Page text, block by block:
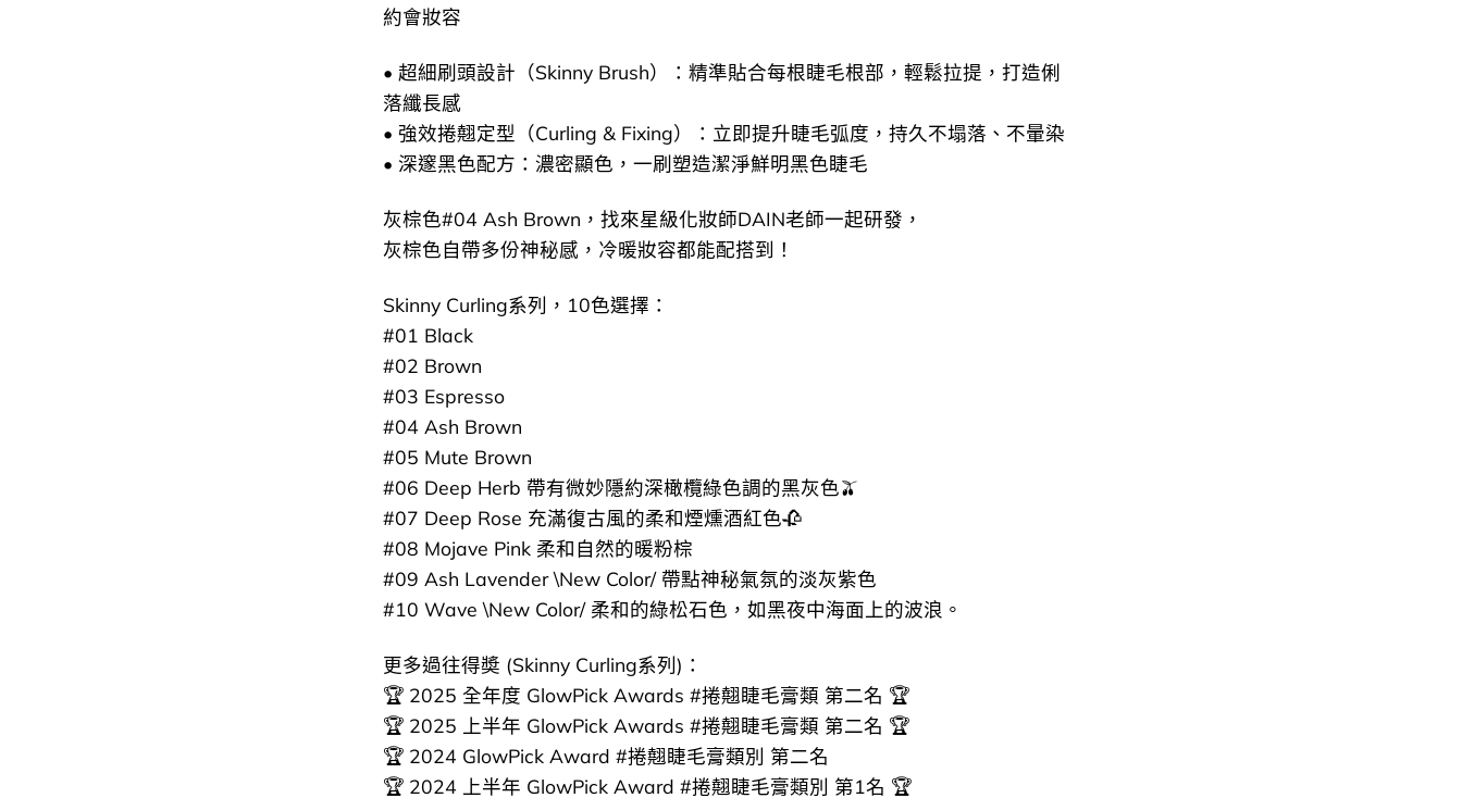
約會妝容
• 超細刷頭設計（Skinny Brush）：精準貼合每根睫毛根部，輕鬆拉提，打造俐
落纖長感
• 強效捲翹定型（Curling & Fixing）：立即提升睫毛弧度，持久不塌落、不暈染
• 深邃黑色配方：濃密顯色，一刷塑造潔淨鮮明黑色睫毛
灰棕色#04 Ash Brown，找來星級化妝師DAIN老師一起研發，
灰棕色自帶多份神秘感，冷暖妝容都能配搭到！
Skinny Curling系列，10色選擇：
#01 Black
#02 Brown
#03 Espresso
#04 Ash Brown
#05 Mute Brown
#06 Deep Herb 帶有微妙隱約深橄欖綠色調的黑灰色🫒
#07 Deep Rose 充滿復古風的柔和煙燻酒紅色🥀
#08 Mojave Pink 柔和自然的暖粉棕
#09 Ash Lavender \New Color/ 帶點神秘氣氛的淡灰紫色
#10 Wave \New Color/ 柔和的綠松石色，如黑夜中海面上的波浪。
更多過往得奬 (Skinny Curling系列)：
🏆 2025 全年度 GlowPick Awards #捲翹睫毛膏類 第二名 🏆
🏆 2025 上半年 GlowPick Awards #捲翹睫毛膏類 第二名 🏆
🏆 2024 GlowPick Award #捲翹睫毛膏類別 第二名
🏆 2024 上半年 GlowPick Award #捲翹睫毛膏類別 第1名 🏆